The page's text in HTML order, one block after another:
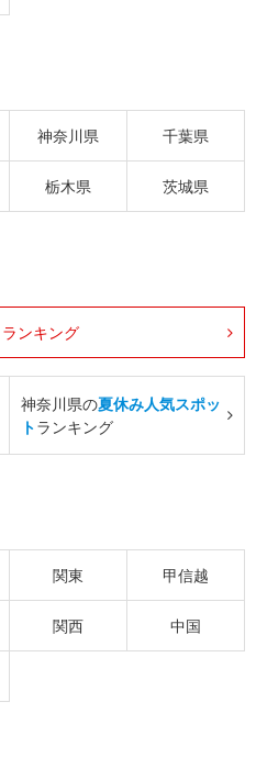
神奈川県 千葉県
栃木県 茨城県
ランキング
神奈川県の夏休み人気スポッ
トランキング
関東 甲信越
関西 中国